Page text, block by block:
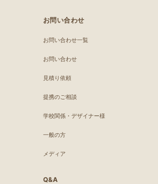
お問い合わせ
お問い合わせ一覧
お問い合わせ
見積り依頼
提携のご相談
学校関係・デザイナー様
一般の方
メディア
Q&A